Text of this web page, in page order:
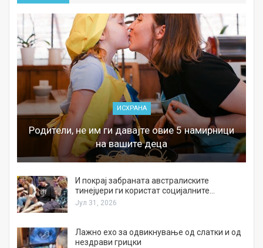
ИСХРАНА
Родители, не им ги давајте овие 5 намирници
на вашите деца
И покрај забраната австралиските
тинејџери ги користат социјалните…
Јул 31, 2026
Лажно ехо за одвикнување од слатки и од
нездрави грицки